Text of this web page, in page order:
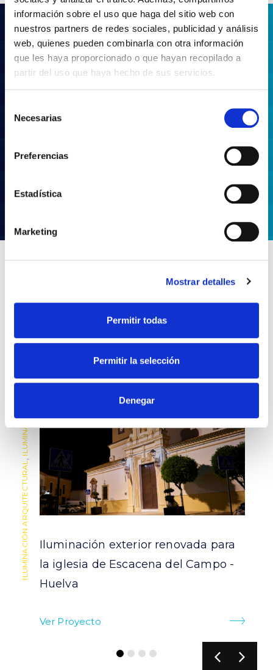
información sobre el uso que haga del sitio web con
nuestros partners de redes sociales, publicidad y análisis
web, quienes pueden combinarla con otra información
que les haya proporcionado o que hayan recopilado a
partir del uso que haya hecho de sus servicios.
Necesarias
Preferencias
Estadística
Marketing
Mostrar detalles
Permitir todas
Permitir la selección
Denegar
proyecto?
Te asesoramos sin compromiso
Proyectos
relacionados
ILUMINACIÓN ARQUITECTURAL
,
ILUMINACIÓN EXTERIOR
Iluminación exterior renovada para
la iglesia de Escacena del Campo -
Huelva
Ver Proyecto
ILUMINACIÓN EXTERIOR